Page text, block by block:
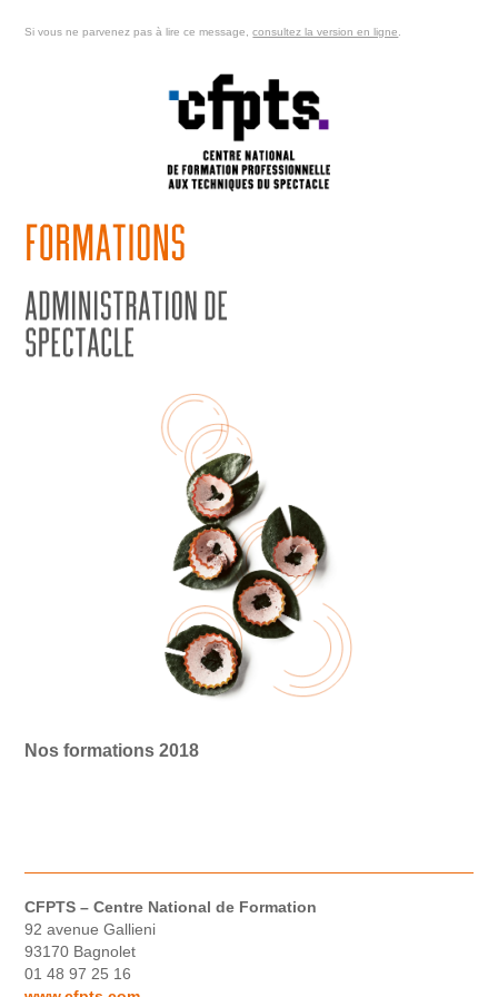
Si vous ne parvenez pasà lire ce message,consultez la version en ligne.
Nos formations 2018
CFPTS – Centre National de Formation
92 avenue Gallieni
93170 Bagnolet
01 48 97 25 16